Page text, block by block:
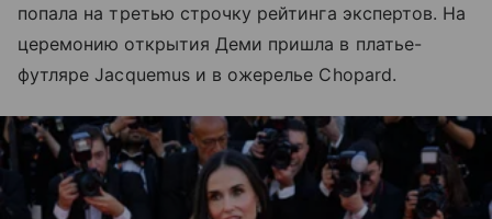
попала на третью строчку рейтинга экспертов. На
церемонию открытия Деми пришла в платье-
футляре Jacquemus и в ожерелье Chopard.